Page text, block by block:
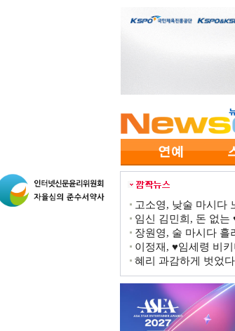
고소영, 낮술 마시다
임신 김민희, 돈 없
장원영, 술 마시다
이정재, ♥임세령 비
혜리 과감하게 벗었